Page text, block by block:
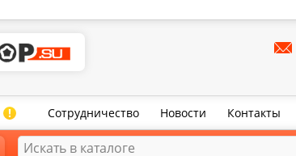
! Сотрудничество Новости Контакты